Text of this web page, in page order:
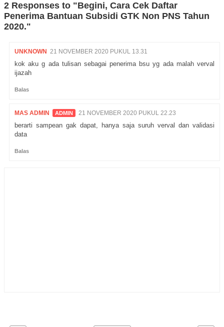
2 Responses to "Begini, Cara Cek Daftar
Penerima Bantuan Subsidi GTK Non PNS Tahun
2020."
UNKNOWN 21 NOVEMBER 2020 PUKUL 13.31
kok aku g ada tulisan sebagai penerima bsu yg ada malah verval
ijazah
Balas
MAS ADMIN 21 NOVEMBER 2020 PUKUL 22.23
berarti sampean gak dapat, hanya saja suruh verval dan validasi
data
Balas